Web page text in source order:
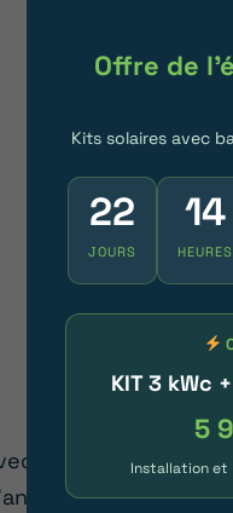
tout problème
panneaux
professionnel
pertinente.
PROLONGER
PANNEAUX
une durée de vie
les
Offre de
Kits solaires avec
22
JOURS
14
HEURES
KIT 3 kWc +
5
Installation et